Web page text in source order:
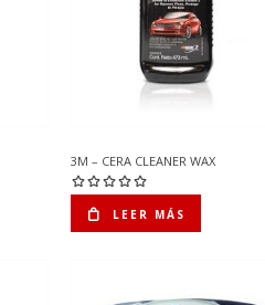
3M – CERA CLEANER WAX
LEER MÁS